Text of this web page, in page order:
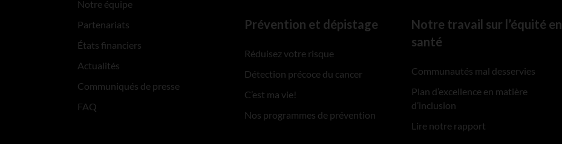
Notre équipe
Partenariats
États financiers
Actualités
Communiqués de presse
FAQ
Prévention et dépistage
Réduisez votre risque
Détection précoce du cancer
C’est ma vie!
Nos programmes de prévention
Notre travail sur l’équité en
santé
Communautés mal desservies
Plan d’excellence en matière
d’inclusion
Lire notre rapport